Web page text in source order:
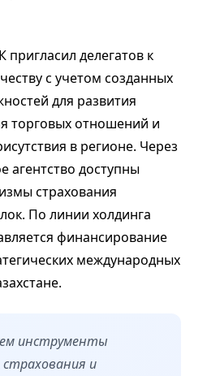
делегатов к
с учетом созданных
для развития
торговых отношений и
в регионе. Через
агентство доступны
страхования
По линии холдинга
финансирование
международных
инструменты
и